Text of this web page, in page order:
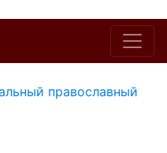
православный